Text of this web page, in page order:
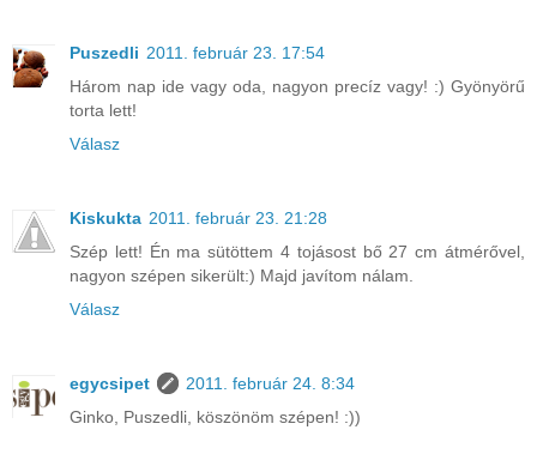
Puszedli 2011. február 23. 17:54
Három nap ide vagy oda, nagyon precíz vagy! :) Gyönyörű
torta lett!
Válasz
Kiskukta 2011. február 23. 21:28
Szép lett! Én ma sütöttem 4 tojásost bő 27 cm átmérővel,
nagyon szépen sikerült:) Majd javítom nálam.
Válasz
egycsipet
2011. február 24. 8:34
Ginko, Puszedli, köszönöm szépen! :))